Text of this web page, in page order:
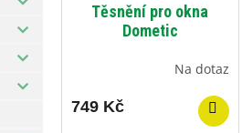
Těsnění pro okna
Dometic
Na dotaz
749 Kč